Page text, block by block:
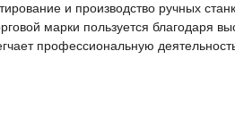
и производство ручных
марки пользуется благодаря
профессиональную